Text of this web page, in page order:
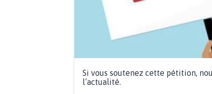
Si vous soutenez cette pétition,
l’actualité.